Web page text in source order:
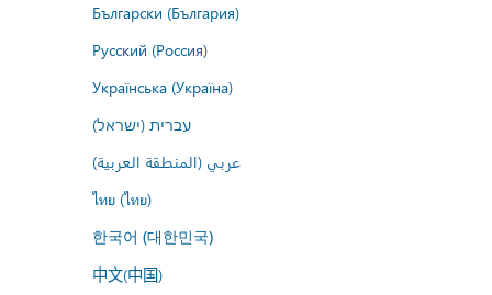
Български (България)
Русский (Россия)
Українська (Україна)
עברית (ישראל)
عربي (المنطقة العربية)
ไทย (ไทย)
한국어 (대한민국)
中文(中国)